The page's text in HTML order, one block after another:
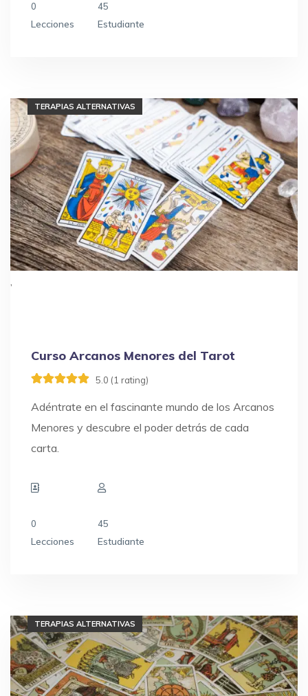
0
Lecciones
45
Estudiante
MASAJES
,
TERAPIAS ALTERNATIVAS
Curso Arcanos Menores del Tarot
5.0 (1 rating)
Adéntrate en el fascinante mundo de los Arcanos
Menores y descubre el poder detrás de cada
carta.
0
Lecciones
45
Estudiante
TAROT
TERAPIAS ALTERNATIVAS